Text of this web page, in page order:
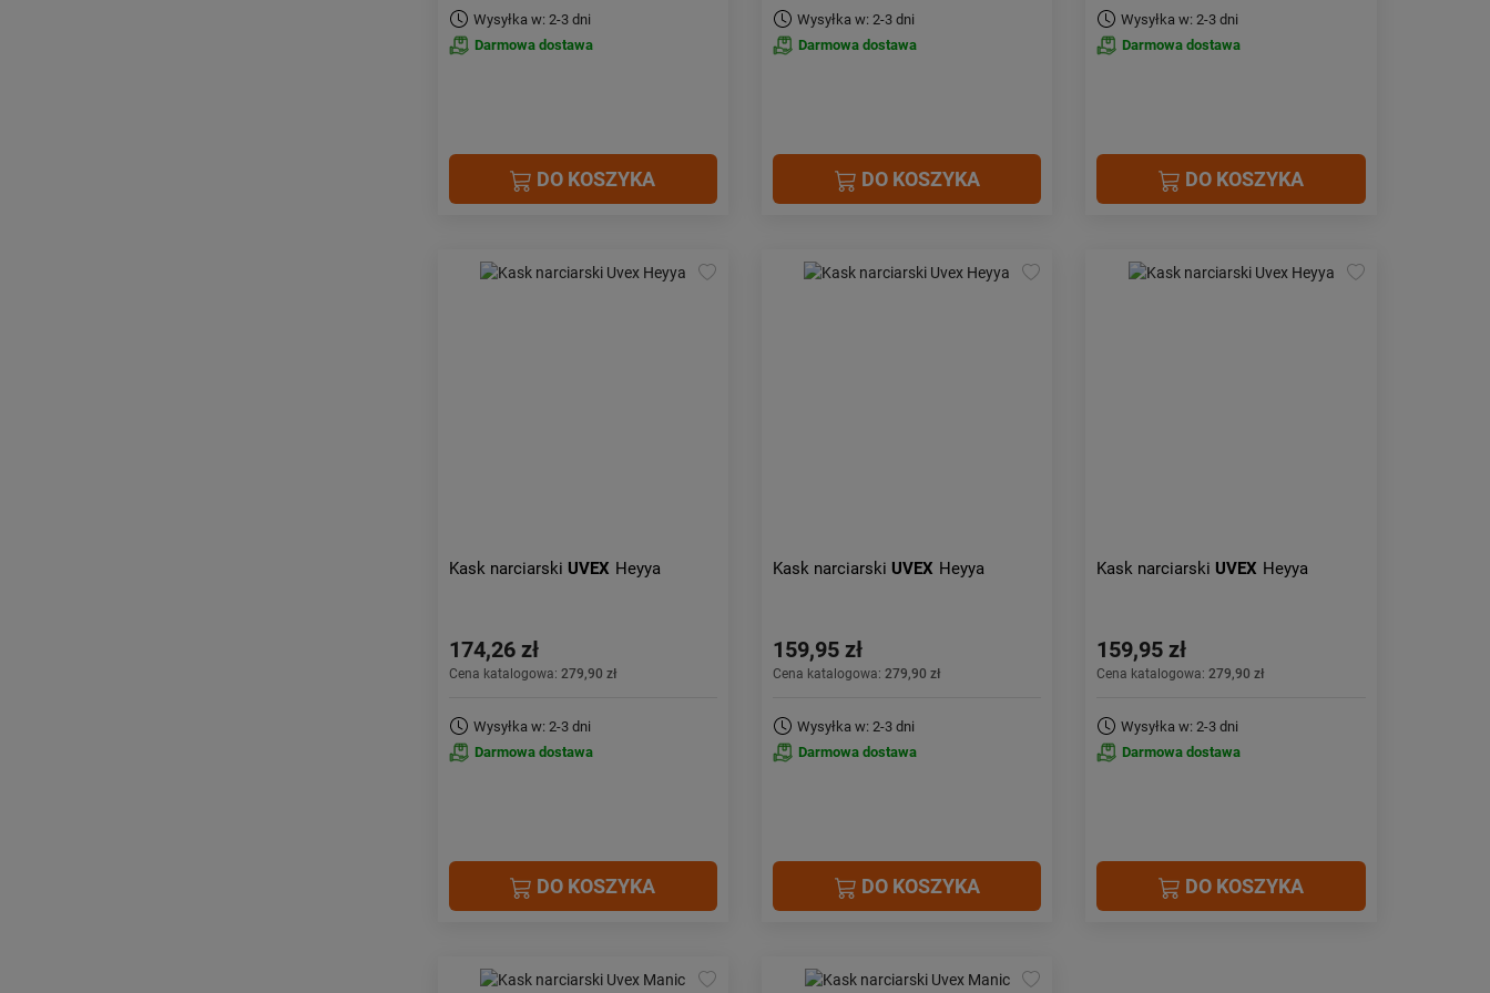
Wysyłka w: 2-3 dni
Darmowa dostawa
DO KOSZYKA
Wysyłka w: 2-3 dni
Darmowa dostawa
DO KOSZYKA
Wysyłka w: 2-3 dni
Darmowa dostawa
DO KOSZYKA
Kask narciarski UVEX Heyya
174,26 zł
Cena katalogowa: 279,90 zł
Wysyłka w: 2-3 dni
Darmowa dostawa
DO KOSZYKA
Kask narciarski UVEX Heyya
159,95 zł
Cena katalogowa: 279,90 zł
Wysyłka w: 2-3 dni
Darmowa dostawa
DO KOSZYKA
Kask narciarski UVEX Heyya
159,95 zł
Cena katalogowa:279,90 zł
Wysyłka w: 2-3 dni
Darmowa dostawa
DO KOSZYKA